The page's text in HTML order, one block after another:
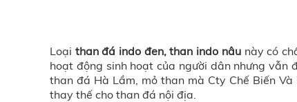
Loại than đá indo đen, than indo nâunày có
hoạt động sinh hoạt của người dân nhưng
than đá Hà Lầm, mỏ than mà Cty Chế Biến
thay thế cho than đá nội địa.